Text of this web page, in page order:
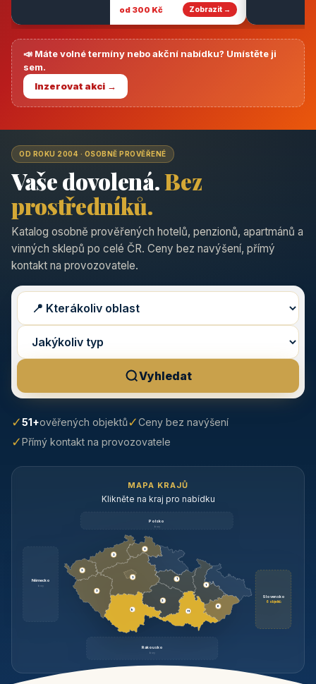
od 300 Kč
Zobrazit →
📣 Máte volné termíny nebo akční nabídku? Umístěte ji
sem.
Inzerovat akci →
OD ROKU 2004 · OSOBNĚ PROVĚŘENÉ
Vaše dovolená.Bez
prostředníků.
Katalog osobně prověřených hotelů, penzionů, apartmánů a
vinných sklepů po celé ČR. Ceny bez navýšení, přímý
kontakt na provozovatele.
Vyhledat
✓51+ověřených objektů✓Ceny bez navýšení
✓Přímý kontakt na provozovatele
MAPA KRAJŮ
Klikněte na kraj pro nabídku
Polsko
brzy
Německo
brzy
Slovensko
6 objektů
Rakousko
brzy
3
9
3
3
3
3
1
2
11
1
6